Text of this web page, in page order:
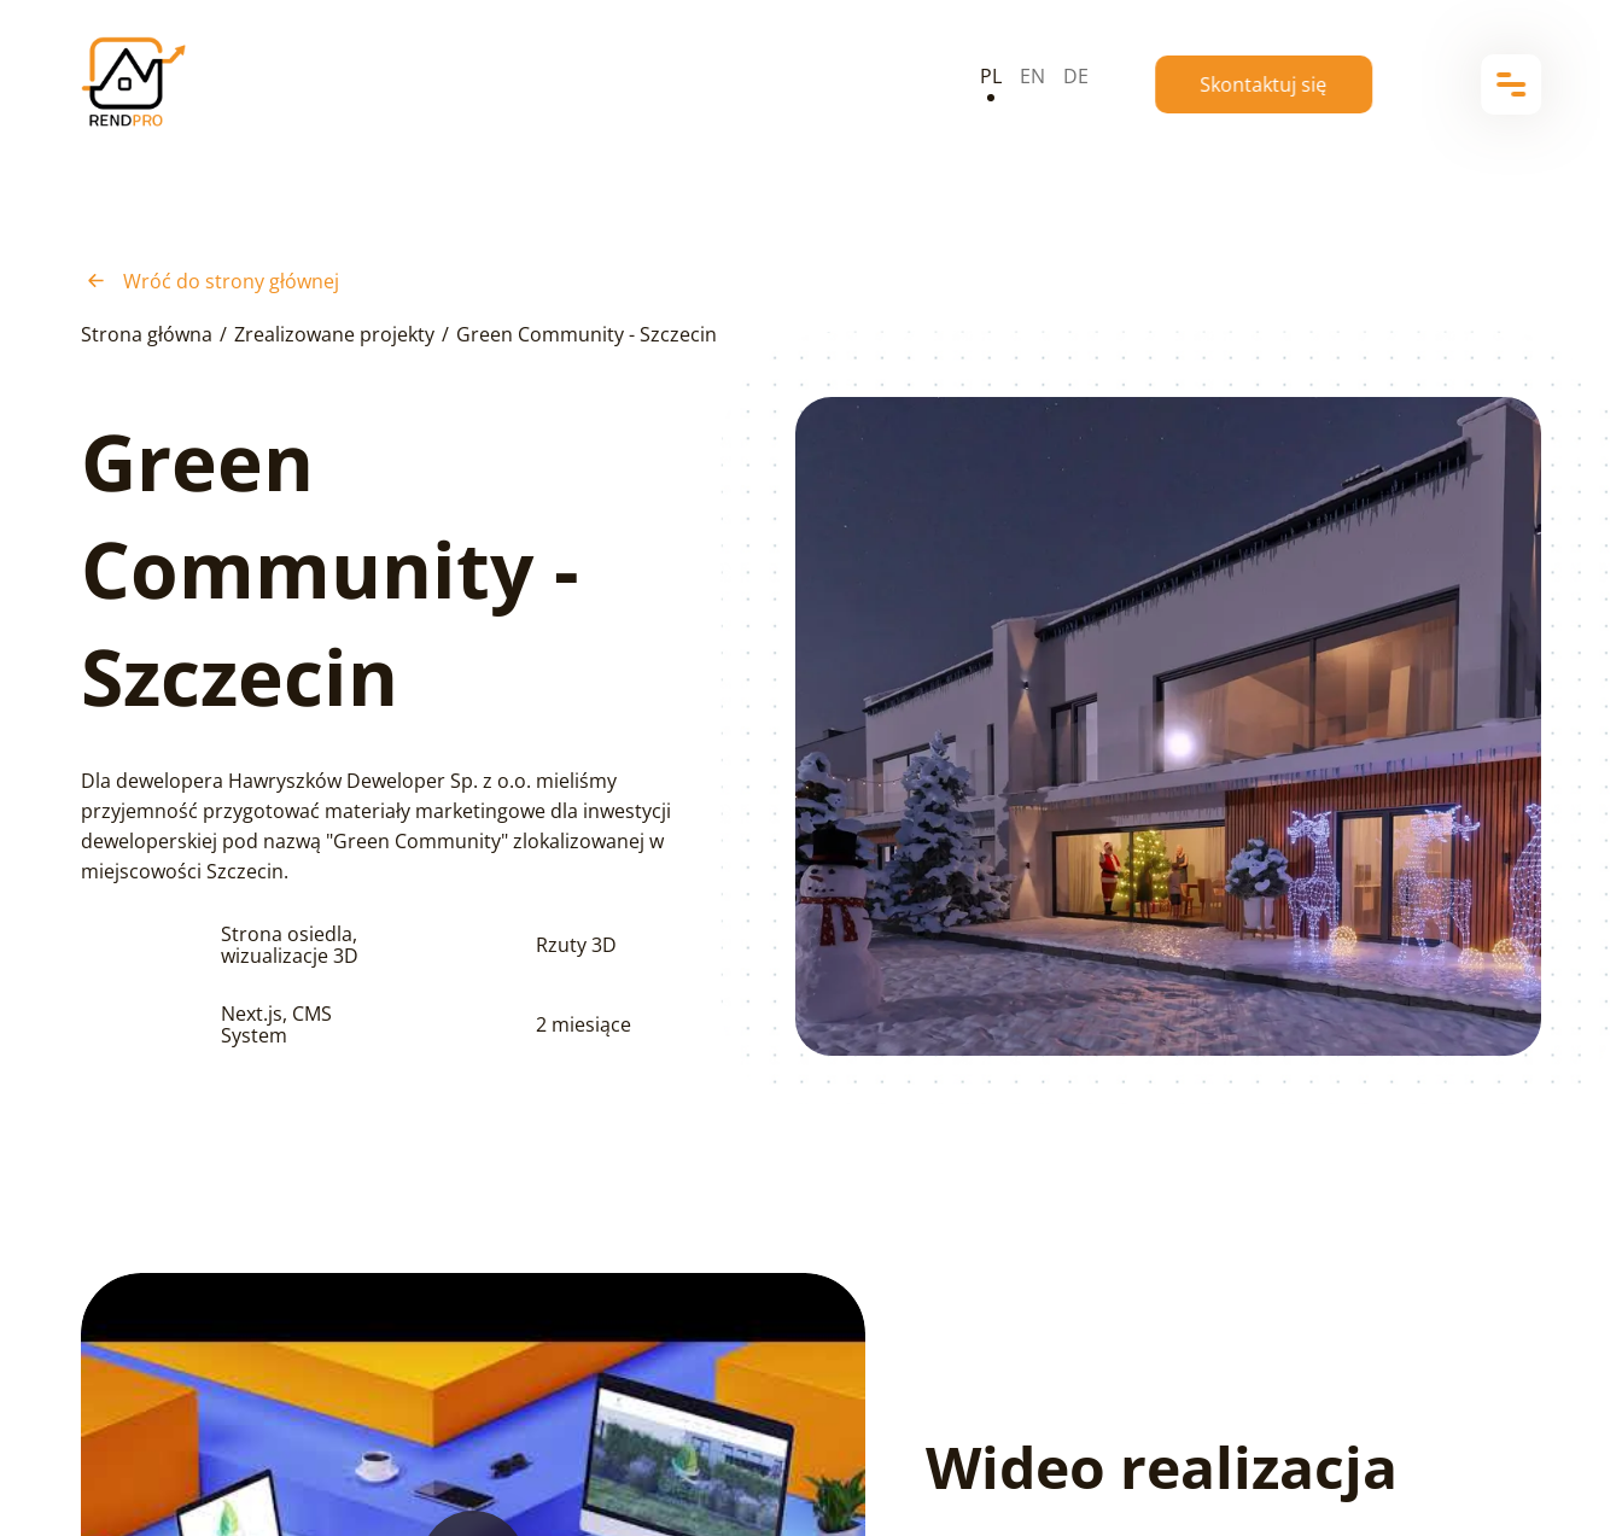
PL EN DE Skontaktuj się
Wróć do strony głównej
Strona główna / Zrealizowane projekty / Green Community - Szczecin
Green
Community -
Szczecin
Dla dewelopera Hawryszków Deweloper Sp. z o.o. mieliśmy
przyjemność przygotować materiały marketingowe dla inwestycji
deweloperskiej pod nazwą "Green Community" zlokalizowanej w
miejscowości Szczecin.
Strona osiedla,
wizualizacje 3D
Rzuty 3D
Next.js, CMS
System
2 miesiące
Wideo realizacja